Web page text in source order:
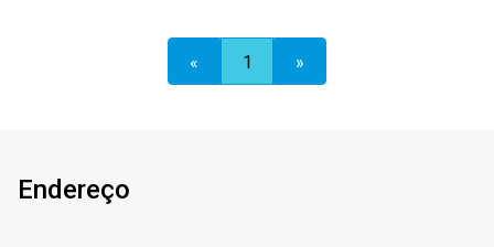
carteiras de imóveis administrados da cidade,
atuando com excelência tanto na locação quanto
todavia, reservamo-nos o direito de corrigir
qualquer erro de digitação e/ou ortografia, bem
« 1 »
Endereço